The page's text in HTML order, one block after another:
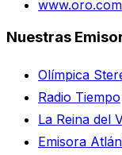
Nuestras
Olímpica
Radio Tiempo
La Reina del
Emisora